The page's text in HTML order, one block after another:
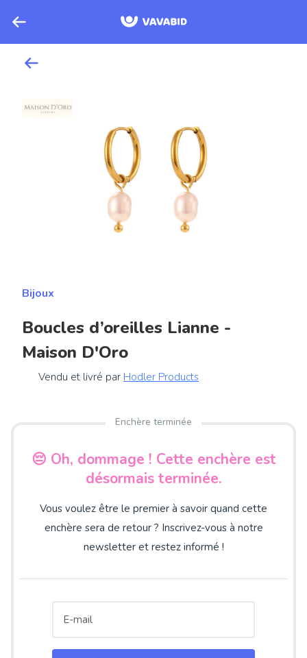
Bijoux
Boucles d’oreilles Lianne -
Maison D'Oro
Vendu et livré par Hodler Products
Enchère terminée
😔 Oh, dommage ! Cette enchère est
désormais terminée.
Vous voulez être le premier à savoir quand cette
enchère sera de retour ? Inscrivez-vous à notre
newsletter et restez informé !